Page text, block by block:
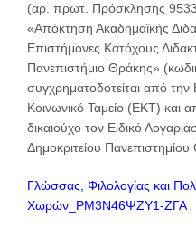
(αρ. πρωτ. Πρόσκλησης
«Απόκτηση Ακαδημαϊκής
Επιστήμονες Κατόχους
Πανεπιστήμιο Θράκης»
συγχρηματοδοτείται από
Κοινωνικό Ταμείο (ΕΚΤ) και
δικαιούχο τον Ειδικό
Δημοκριτείου Πανεπιστημίου
Γλώσσας, Φιλολογίας και
Χωρών_ΡΜ3Ν46ΨΖΥ1-ΖΓΑ